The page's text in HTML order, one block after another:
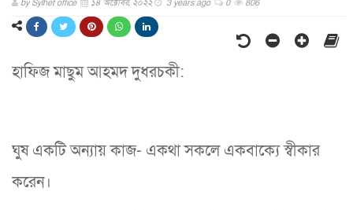
bySylhet office ১৪ অক্টোবর, ২০২২ 3 years ago 0 806
হাফিজ মাছুম আহমদ দুধরচকী:
ঘুষ একটি অন্যায় কাজ- একথা সকলে একবাক্যে স্বীকার
করেন।